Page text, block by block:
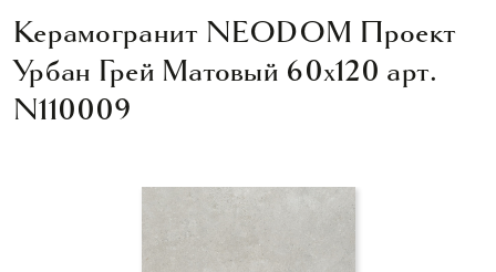
Керамогранит NEODOM Проект
Урбан Грей Матовый 60x120 арт.
N110009